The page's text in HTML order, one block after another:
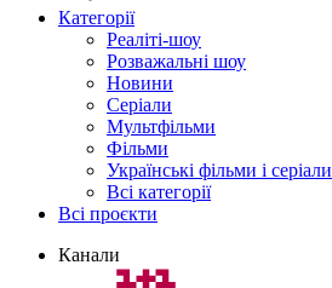
Категорії
Реаліті-шоу
Розважальні шоу
Новини
Серіали
Мультфільми
Фільми
Українські фільми і серіали
Всі категорії
Всі проєкти
Канали